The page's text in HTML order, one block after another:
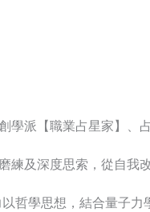
學派【職業占星家】、
練及深度思索，從自我
哲學思想，結合量子力